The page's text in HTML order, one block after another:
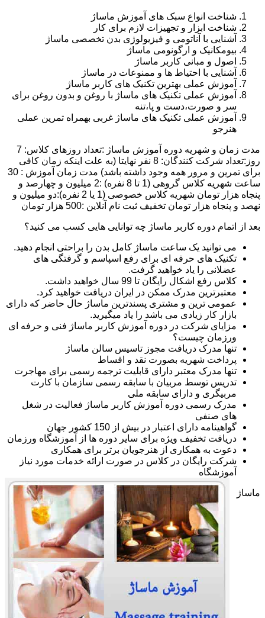
شناخت انواع سبک های آموزش ماساژ
شناخت ابزار و تجهیزات لازم برای کار
آشنایی با آناتومی و فیزیولوژی بدن تخصصی ماساژ
بیومکانیک و ارگونومی ماساژ
اصول و مبانی کاربر ماساژ
آشنایی با احتیاط ها و ممنوعات در ماساژ
آموزش عملی بهترین تکنیک های کاربر ماساژ
آموزش عملی تکنیک های ماساژ با روغن و بدون روغن برای
سر و صورت،دست و پا،تنه
آموزش عملی تکنیک های ماساژ غربی بهمراه تمرین عملی
هنرجو
مدت زمان و شهریه دوره آموزش ماساژ :تعداد روزهای کلاس: 7
روز:تعداد شرکت کنندگان: 8 نفر نهایتا (به علت اینکه زمان کافی
برای تمرین و مرور همه وجود داشته باشد) مدت زمان آموزش : 30
ساعت شهریه کلاس گروهی (1 تا 8 نفره) :2 میلیون و چهارصد و
پنجاه هزار تومان شهریه کلاس خصوصی (1 یا 2 نفره):دو میلیون و
نهصد و پنجاه هزار تومان تخفیف ثبت نام آنلاین :500 هزار تومان
بعد از اتمام دوره کاربر ماساژ چه توانایی هایی کسب می کنید؟
می توانید یک ساعت ماساژ کامل بدن را براحتی انجام دهید.
تکنیک های حرفه ای برای رفع اسپاسم و گرفتگی های
عضلانی را یاد خواهید گرفت.
کلاس رفع اشکال رایگان تا 99 سال خواهید داشت.
معتبرترین مدرک ممکن در ایران دریافت خواهید کرد.
عمومی ترین و مشتری پسندترین ماساژ حال حاضر که دارای
بازار کار زیادی می باشد را یاد میگیرید.
مزایای شرکت در دوره آموزش کاربر ماساژ فنی و حرفه ای
ورزمان چیست؟
تنها مدرک دریافت مجوز تاسیس سالن ماساژ
پرداخت شهریه بصورت نقد و اقساط
تنها مدرک معتبر دارای قابلیت ترجمه رسمی برای مهاجرت
تدریس توسط مربیان با سابقه رسمی سازمان با کارت
مربیگری و دارای سابقه ملی
مدرک رسمی دوره آموزش کاربر ماساژ فعالیت در شغل
های صنفی
گواهینامه دارای اعتبار در بیش از 150 کشور جهان
دریافت تخفیف ویژه برای سایر دوره ها از آموزشگاه ورزمان
دعوت به همکاری از هنرجویان برتر برای همکاری
شرکت رایگان در کلاس در صورت ارائه خدمات مورد نیاز
آموزشگاه
ماساژ